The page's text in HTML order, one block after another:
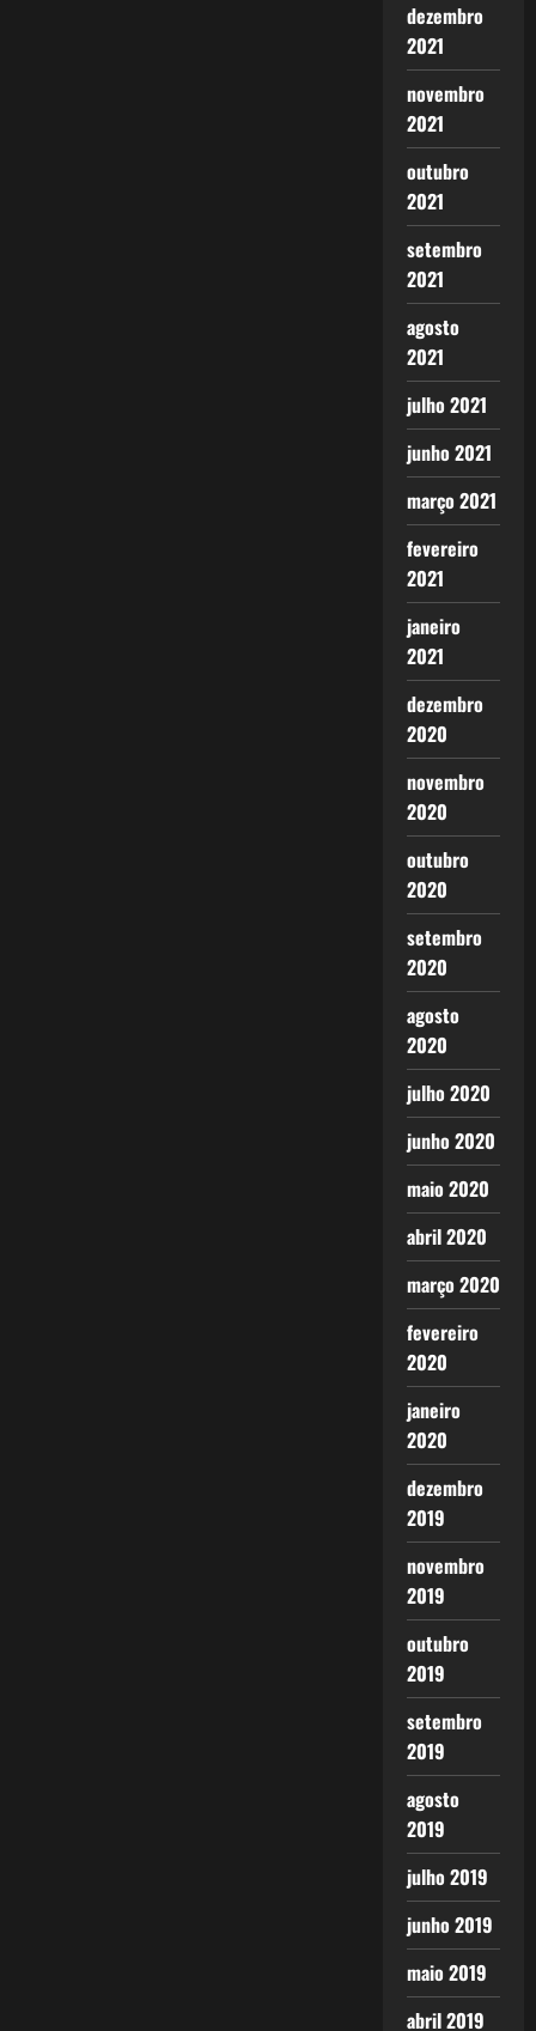
dezembro
2021
novembro
2021
outubro
2021
setembro
2021
agosto
2021
julho 2021
junho 2021
março 2021
fevereiro
2021
janeiro
2021
dezembro
2020
novembro
2020
outubro
2020
setembro
2020
agosto
2020
julho 2020
junho 2020
maio 2020
abril 2020
março 2020
fevereiro
2020
janeiro
2020
dezembro
2019
novembro
2019
outubro
2019
setembro
2019
agosto
2019
julho 2019
junho 2019
maio 2019
abril 2019